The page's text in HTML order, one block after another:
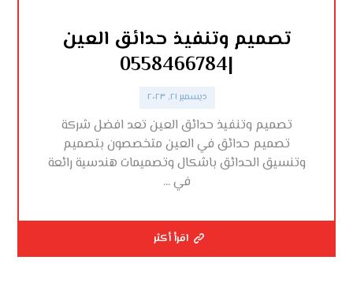
تصميم وتنفيذ حدائق العين
|0558466784
ديسمبر ٢١, ٢٠٢٣
تصميم وتنفيذ حدائق العين تعد افضل شركة
تصميم حدائق في العين متخصصون بتصميم
وتنسيق الحدائق باشكال وتصميمات هندسية رائعة
في ...
اقرأ أكثر